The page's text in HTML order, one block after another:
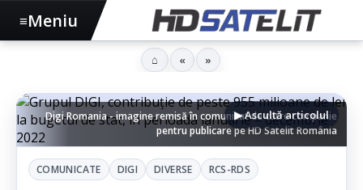
Digi Romania - imagine remisă în comunicat de către companie
pentru publicare pe HD Satelit România
▶ Ascultă articolul
COMUNICATE DIGI DIVERSE RCS-RDS
≡Meniu
⌂ « »